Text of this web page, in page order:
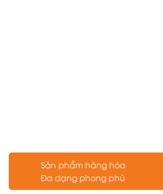
Sản phẩm hàng hóa
Đa dạng phong phú